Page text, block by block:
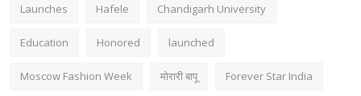
Launches Hafele Chandigarh University
Education Honored launched
Moscow Fashion Week मोरारी बापू Forever Star India